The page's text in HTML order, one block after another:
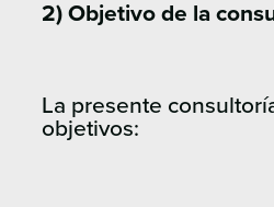
2) Objetivo de la
La presente
objetivos: